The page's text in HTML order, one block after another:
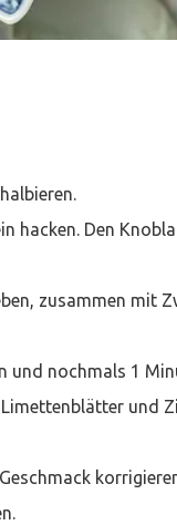
hacken. Den
zusammen mit
und nochmals 1
und